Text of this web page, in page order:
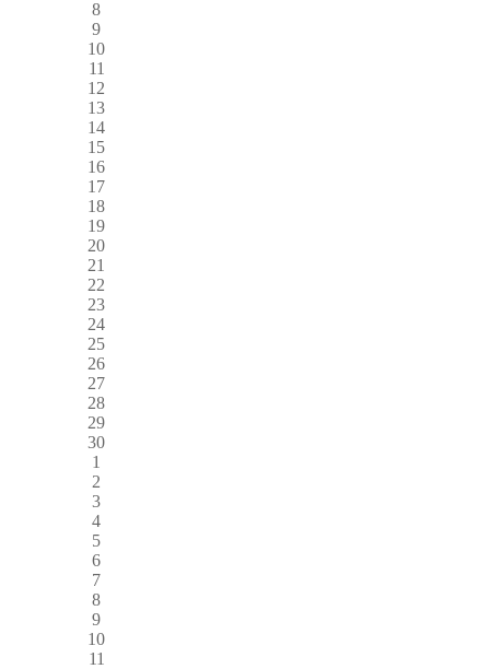
8
9
10
11
12
13
14
15
16
17
18
19
20
21
22
23
24
25
26
27
28
29
30
1
2
3
4
5
6
7
8
9
10
11